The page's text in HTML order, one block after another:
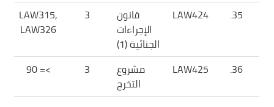
35.
LAW424
قانون
الإجراءات
الجنائية (1)
3
LAW315,
LAW326
36.
LAW425
مشروع
التخرج
3
>= 90